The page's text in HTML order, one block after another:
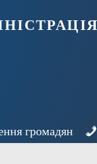
громадян